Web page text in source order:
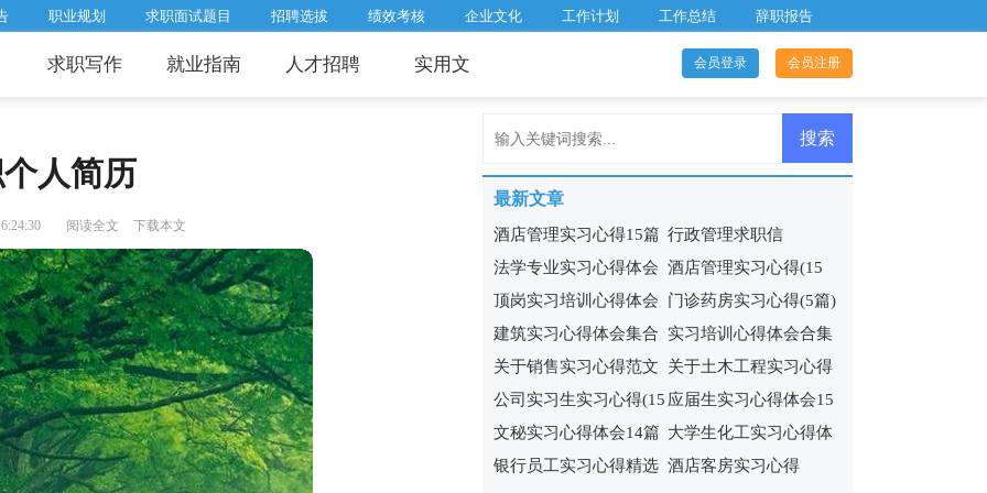
职业规划 求职面试题目 招聘选拔 绩效考核 企业文化 工作计划 工作总结 辞职报告
求职写作 就业指南 人才招聘 实用文 会员登录 会员注册
人简历
阅读全文 下载本文
最新文章
酒店管理实习心得15篇 行政管理求职信
法学专业实习心得体会
9篇
酒店管理实习心得(15
篇)
顶岗实习培训心得体会
门诊药房实习心得(5篇)
建筑实习心得体会集合
15篇
实习培训心得体会合集
15篇
关于销售实习心得范文
7篇
关于土木工程实习心得
体会
公司实习生实习心得(15
篇)
应届生实习心得体会15
篇
文秘实习心得体会14篇 大学生化工实习心得体
会
银行员工实习心得精选 酒店客房实习心得